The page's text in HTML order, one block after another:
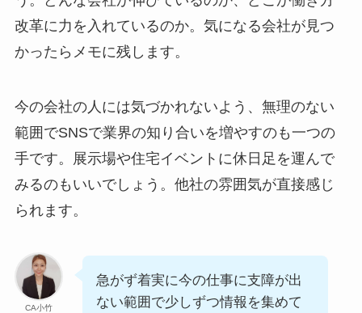
改革に力を入れているのか。気になる会社が見つ
かったらメモに残します。
今の会社の人には気づかれないよう、無理のない
範囲でSNSで業界の知り合いを増やすのも一つの
手です。展示場や住宅イベントに休日足を運んで
みるのもいいでしょう。他社の雰囲気が直接感じ
られます。
CA小竹
急がず着実に今の仕事に支障が出
ない範囲で少しずつ情報を集めて